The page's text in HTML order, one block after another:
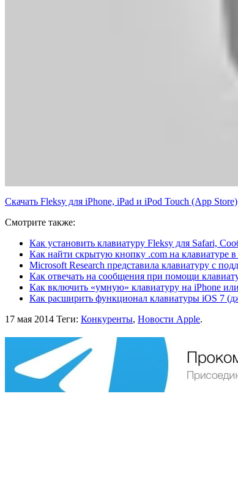
Скачать Fleksy для iPhone, iPad и iPod Touch (App Store)
Смотрите также:
Как установить клавиатуру Fleksy для Safari,
Как найти скрытую кнопку .com на клавиатуре
Microsoft Research представила клавиатуру с
Как отвечать на сообщения при помощи
Как включить «умную» клавиатуру на iPhone
Как расширить функционал клавиатуры iOS 7
17 мая 2014 Теги: Конкуренты, Новости Apple.